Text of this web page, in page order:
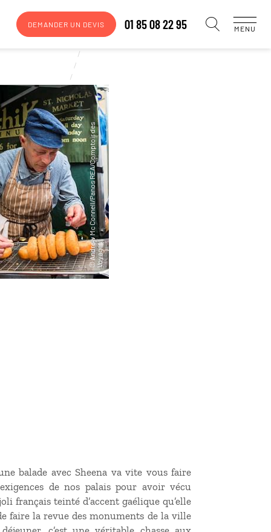
DEMANDER UN DEVIS 01 85 08 22 95 MENU
balade avec Sheena va vite vous faire
de nos palais pour avoir vécu
français teinté d’accent gaélique qu’elle
faire la revue des monuments de la ville